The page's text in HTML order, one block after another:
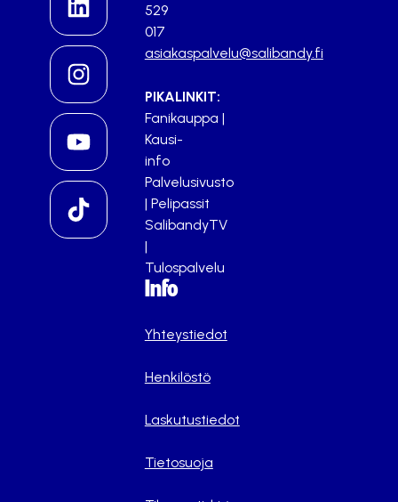
529
017
asiakaspalvelu@salibandy.fi
PIKALINKIT:
Fanikauppa |
Kausi-
info
Palvelusivusto
| Pelipassit
SalibandyTV
|
Tulospalvelu
Info
Yhteystiedot
Henkilöstö
Laskutustiedot
Tietosuoja